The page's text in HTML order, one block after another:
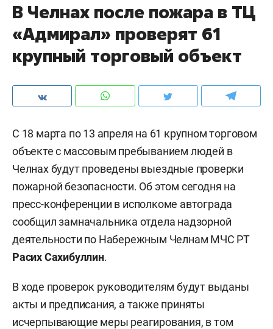
В Челнах после пожара в ТЦ
«Адмирал» проверят 61
крупный торговый объект
С 18 марта по 13 апреля на 61 крупном торговом
объекте с массовым пребыванием людей в
Челнах будут проведены выездные проверки
пожарной безопасности. Об этом сегодня на
пресс-конференции в исполкоме автограда
сообщил замначальника отдела надзорной
деятельности по Набережным Челнам МЧС РТ
Расих Сахибуллин.
В ходе проверок руководителям будут выданы
акты и предписания, а также приняты
исчерпывающие меры реагирования, в том